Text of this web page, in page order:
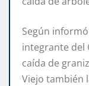
Según
integrante del
caída de
Viejo también